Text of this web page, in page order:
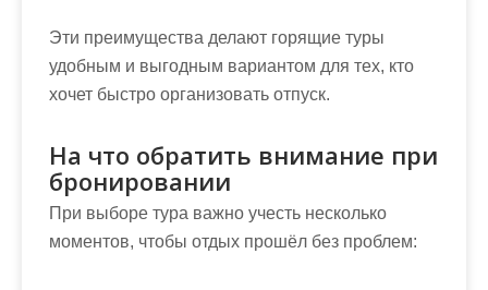
Эти преимущества делают горящие туры
удобным и выгодным вариантом для тех, кто
хочет быстро организовать отпуск.
На что обратить внимание при
бронировании
При выборе тура важно учесть несколько
моментов, чтобы отдых прошёл без проблем: